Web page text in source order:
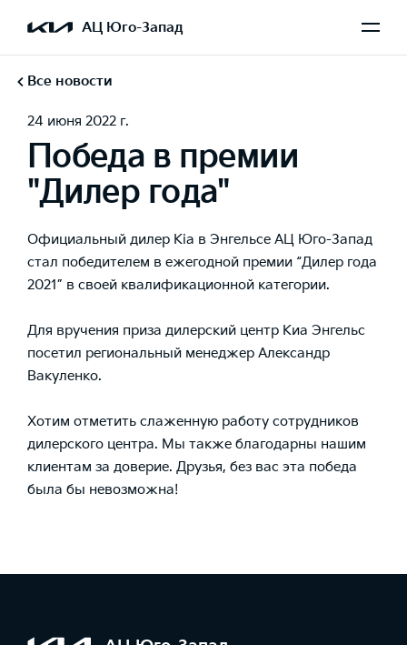
АЦ Юго-Запад
Все новости
24 июня 2022 г.
Победа в премии
"Дилер года"
Официальный дилер Kia в Энгельсе АЦ Юго-Запад
стал победителем в ежегодной премии “Дилер года
2021” в своей квалификационной категории.
Для вручения приза дилерский центр Киа Энгельс
посетил региональный менеджер Александр
Вакуленко.
Хотим отметить слаженную работу сотрудников
дилерского центра. Мы также благодарны нашим
клиентам за доверие. Друзья, без вас эта победа
была бы невозможна!